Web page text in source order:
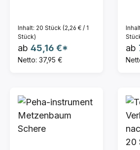
Inhalt: 20 Stück (2,26 € / 1
Stück)
ab 45,16 €*
Netto: 37,95 €
ab